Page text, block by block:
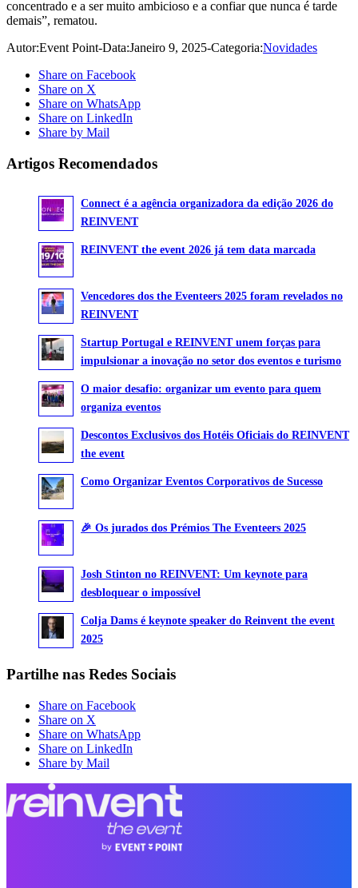
concentrado e a ser muito ambicioso e a confiar que nunca é tarde
demais”, rematou.
Autor:Event Point-Data:Janeiro 9, 2025-Categoria:Novidades
Share on Facebook
Share on X
Share on WhatsApp
Share on LinkedIn
Share by Mail
Artigos Recomendados
Connect é a agência organizadora da edição 2026 do
REINVENT
REINVENT the event 2026 já tem data marcada
Vencedores dos the Eventeers 2025 foram revelados no
REINVENT
Startup Portugal e REINVENT unem forças para
impulsionar a inovação no setor dos eventos e turismo
O maior desafio: organizar um evento para quem
organiza eventos
Descontos Exclusivos dos Hotéis Oficiais do REINVENT
the event
Como Organizar Eventos Corporativos de Sucesso
🎉 Os jurados dos Prémios The Eventeers 2025
Josh Stinton no REINVENT: Um keynote para
desbloquear o impossível
Colja Dams é keynote speaker do Reinvent the event
2025
Partilhe nas Redes Sociais
Share on Facebook
Share on X
Share on WhatsApp
Share on LinkedIn
Share by Mail